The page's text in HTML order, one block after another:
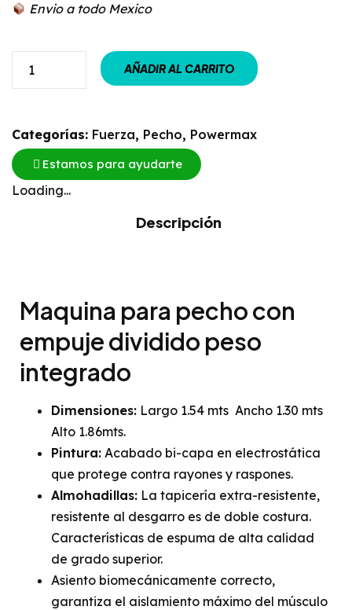
Envio a todo Mexico
AÑADIR AL CARRITO
Categorías: Fuerza, Pecho, Powermax
Estamos para ayudarte
Loading...
Descripción
Maquina para pecho con
empuje dividido peso
integrado
Dimensiones: Largo 1.54 mts Ancho 1.30 mts
Alto 1.86mts.
Pintura: Acabado bi-capa en electrostática
que protege contra rayones y raspones.
Almohadillas: La tapicería extra-resistente,
resistente al desgarro es de doble costura.
Características de espuma de alta calidad
de grado superior.
Asiento biomecánicamente correcto,
garantiza el aislamiento máximo del músculo